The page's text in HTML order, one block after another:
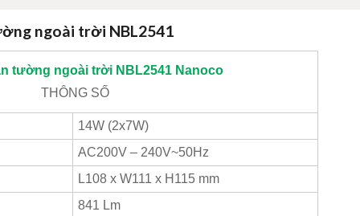
ngoài trời NBL2541
tường ngoài trời NBL2541 Nanoco
THÔNG SỐ
14W (2x7W)
AC200V – 240V~50Hz
L108 x W111 x H115 mm
841 Lm